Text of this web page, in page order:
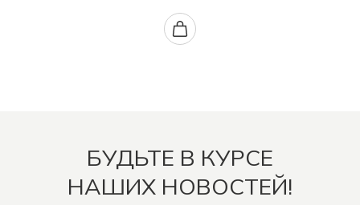
БУДЬТЕ В КУРСЕ
НАШИХ НОВОСТЕЙ!